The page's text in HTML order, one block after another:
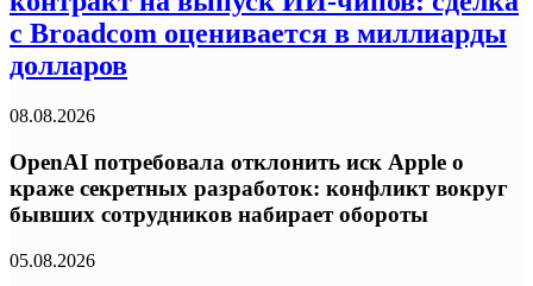
с Broadcom оценивается в миллиарды
долларов
08.08.2026
OpenAI потребовала отклонить иск Apple о
краже секретных разработок: конфликт вокруг
бывших сотрудников набирает обороты
05.08.2026